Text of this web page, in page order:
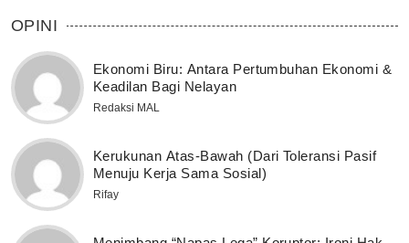
OPINI
Ekonomi Biru: Antara Pertumbuhan Ekonomi &
Keadilan Bagi Nelayan
Redaksi MAL
Kerukunan Atas-Bawah (Dari Toleransi Pasif
Menuju Kerja Sama Sosial)
Rifay